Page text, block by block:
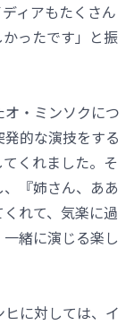
ィアもたくさん
ったです」と振
・ミンソクにつ
的な演技をする
くれました。そ
『姉さん、ああ
れて、気楽に過
緒に演じる楽し
に対しては、イ